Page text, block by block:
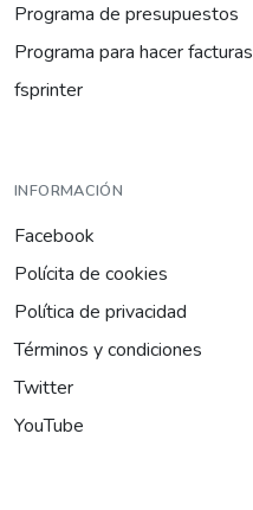
Programa de presupuestos
Programa para hacer facturas
fsprinter
INFORMACIÓN
Facebook
Polícita de cookies
Política de privacidad
Términos y condiciones
Twitter
YouTube